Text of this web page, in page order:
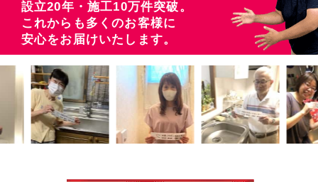
設立20年・施工10万件突破。
これからも多くのお客様に
安心をお届けいたします。